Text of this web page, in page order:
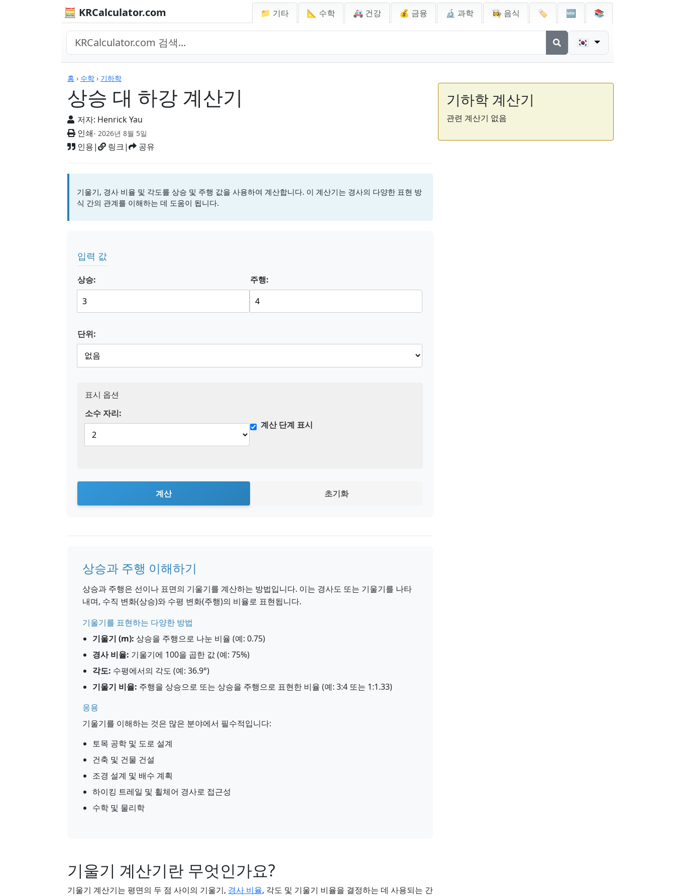
🧮 KRCalculator.com 📁 기타 📐 수학 🚑 건강 💰 금융 🔬 과학 👩‍🍳 음식 🏷️ 🆕 📚
🇰🇷
홈 › 수학 › 기하학
상승 대 하강 계산기
저자: Henrick Yau
인쇄- 2026년 8월 5일
인용| 링크| 공유
계산기
기울기, 경사 비율 및 각도를 상승 및 주행 값을 사용하여 계산합니다. 이 계산기는 경사의 다양한 표현 방
식 간의 관계를 이해하는 데 도움이 됩니다.
입력 값
상승: 주행:
단위:
표시 옵션
소수 자리:
계산 단계 표시
계산 초기화
상승과 주행 이해하기
상승과 주행은 선이나 표면의 기울기를 계산하는 방법입니다. 이는 경사도 또는 기울기를 나타
내며, 수직 변화(상승)와 수평 변화(주행)의 비율로 표현됩니다.
기울기를 표현하는 다양한 방법
기울기 (m): 상승을 주행으로 나눈 비율 (예: 0.75)
경사 비율: 기울기에 100을 곱한 값 (예: 75%)
각도: 수평에서의 각도 (예: 36.9°)
기울기 비율: 주행을 상승으로 또는 상승을 주행으로 표현한 비율 (예: 3:4 또는 1:1.33)
응용
기울기를 이해하는 것은 많은 분야에서 필수적입니다:
토목 공학 및 도로 설계
건축 및 건물 건설
조경 설계 및 배수 계획
하이킹 트레일 및 휠체어 경사로 접근성
수학 및 물리학
기울기 계산기란 무엇인가요?
기울기 계산기는 평면의 두 점 사이의 기울기, 경사 비율, 각도 및 기울기 비율을 결정하는 데 사용되는 간
기하학 계산기
관련 계산기 없음